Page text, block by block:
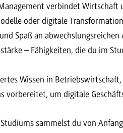
verbindet
oder digitale
Spaß an
– Fähigkeiten, die du im
Wissen in
vorbereitet, um digitale
sammelst du von